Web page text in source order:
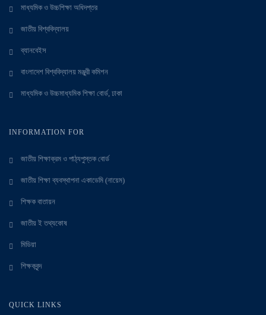
মাধ্যমিক ও উচ্চশিক্ষা অধিদপ্তর
জাতীয় বিশ্ববিদ্যালয়
ব্যানবেইস
বাংলাদেশ বিশ্ববিদ্যালয় মঞ্জুরী কমিশন
মাধ্যমিক ও উচ্চমাধ্যমিক শিক্ষা বোর্ড, ঢাকা
INFORMATION FOR
জাতীয় শিক্ষাক্রম ও পাঠ্যপুস্তক বোর্ড
জাতীয় শিক্ষা ব্যবস্থাপনা একাডেমি (নায়েম)
শিক্ষক বাতায়ন
জাতীয় ই তথ্যকোষ
মিডিয়া
শিক্ষকবৃন্দ
QUICK LINKS